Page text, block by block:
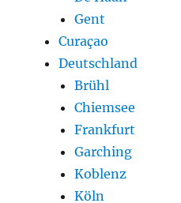
Gent
Curaçao
Deutschland
Brühl
Chiemsee
Frankfurt
Garching
Koblenz
Köln